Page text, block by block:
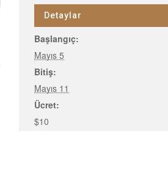
Detaylar
Başlangıç:
Mayıs 5
Bitiş:
Mayıs 11
Ücret:
$10